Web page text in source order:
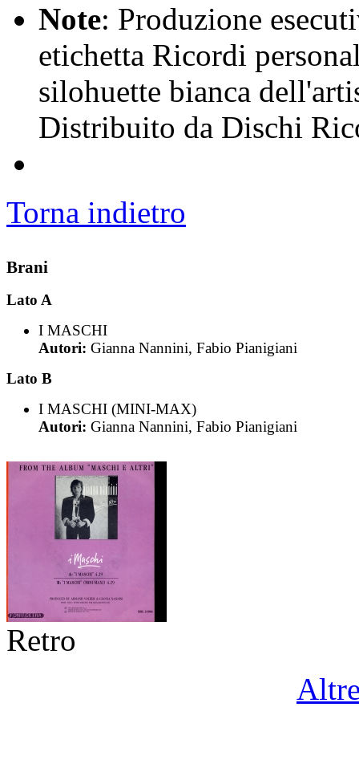
Note: Produzione
etichetta Ricordi
silohuette bianca
Distribuito da Dischi
Torna indietro
Brani
Lato A
I MASCHI
Autori: Gianna Nannini, Fabio Pianigiani
Lato B
I MASCHI (MINI-MAX)
Autori: Gianna Nannini, Fabio Pianigiani
Retro